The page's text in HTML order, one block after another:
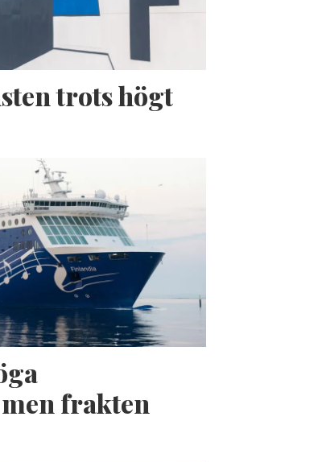
trots högt
frakten